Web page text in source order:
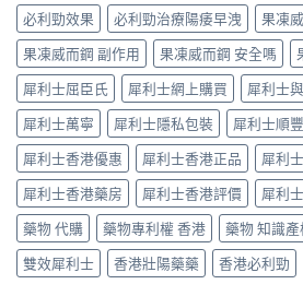
分
辨
指
南〉
中
與
選
購
指
南〉
中
製
藥
選
購
指
南〉
中
果、
價
錢、
副
作
用
全
面
對
比
（2026
更
新）〉
中
必利勁效果
必利勁治療陽痿早洩
果凍
果凍威而鋼 副作用
果凍威而鋼 安全嗎
犀利士屈臣氏
犀利士網上購買 犀利士
犀利士萬寧
犀利士隱私包裝 犀利士順
犀利士香港優惠
犀利士香港正品
犀利
犀利士香港藥房
犀利士香港評價 犀利
藥物 代購
藥物專利權 香港 藥物 知識產
雙效犀利士
香港壯陽藥藥 香港必利勁